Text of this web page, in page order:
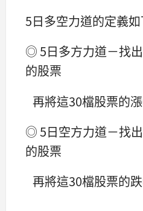
5日多空力道的定義如
◎ 5日多方力道－找
的股票
再將這30檔股票的
◎ 5日空方力道－找
的股票
再將這30檔股票的